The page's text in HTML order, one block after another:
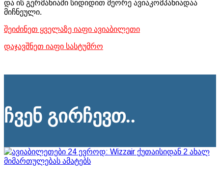
და ის გერმანიაში სიდიდით მეორე ავიაკომპანიადაა
მიჩნეული.
შეიძინეთ ყველაზე იაფი ავიაბილეთი
დაჯავშნეთ იაფი სასტუმრო
ჩვენ გირჩევთ..